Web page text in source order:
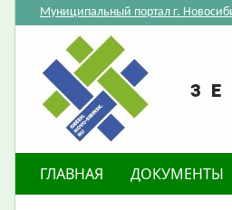
Муниципальный портал г.
ГЛАВНАЯ ДОКУМЕНТЫ